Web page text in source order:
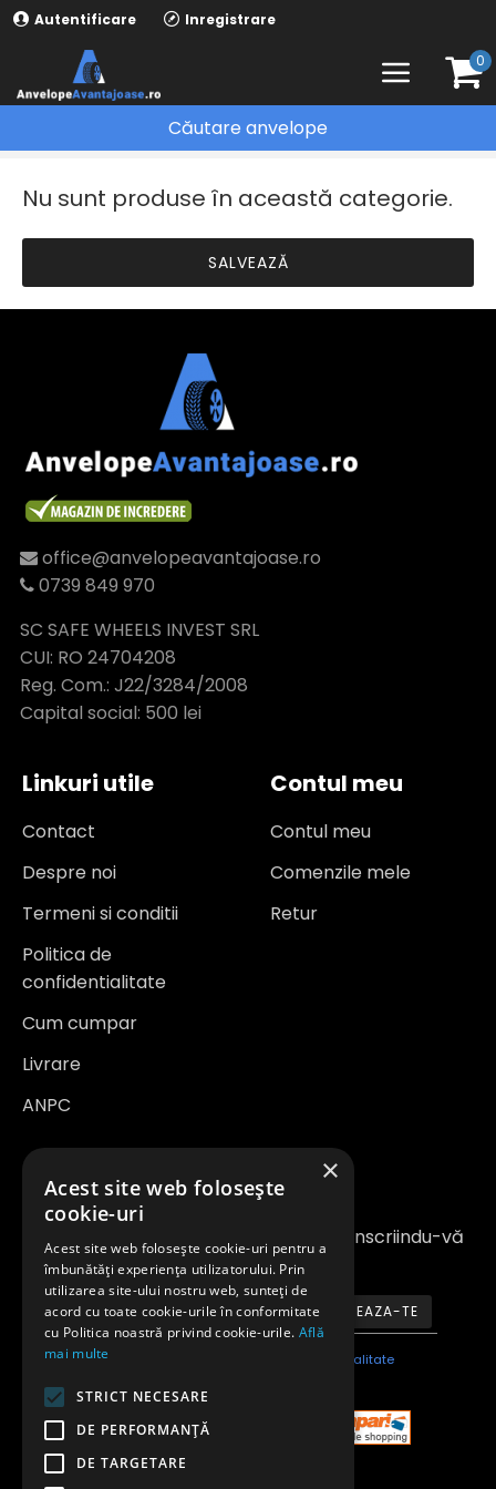
Autentificare Inregistrare
0
Căutare anvelope
Nu sunt produse în această categorie.
SALVEAZĂ
office@anvelopeavantajoase.ro
0739 849 970
SC SAFE WHEELS INVEST SRL
CUI: RO 24704208
Reg. Com.: J22/3284/2008
Capital social: 500 lei
Linkuri utile
Contact
Despre noi
Termeni si conditii
Politica de
confidentialitate
Cum cumpar
Livrare
ANPC
Contul meu
Contul meu
Comenzile mele
Retur
Newsletter
Fiți la curent cu noutățile și promoțiile înscriindu-vă
la newsletter-ul nostru
ABONEAZA-TE
Am citit şi sunt de acord cu Politica de confidentialitate
×
Acest site web folosește
cookie-uri
Acest site web folosește cookie-uri pentru a
îmbunătăți experiența utilizatorului. Prin
utilizarea site-ului nostru web, sunteți de
acord cu toate cookie-urile în conformitate
cu Politica noastră privind cookie-urile. Află
mai multe
STRICT NECESARE
DE PERFORMANȚĂ
DE TARGETARE